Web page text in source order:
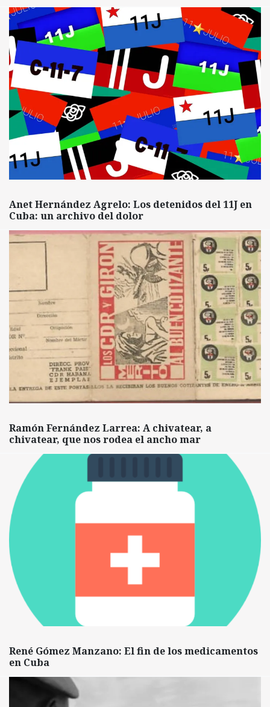
Anet Hernández Agrelo: Los detenidos del 11J en
Cuba: un archivo del dolor
Ramón Fernández Larrea: A chivatear, a
chivatear, que nos rodea el ancho mar
René Gómez Manzano: El fin de los medicamentos
en Cuba